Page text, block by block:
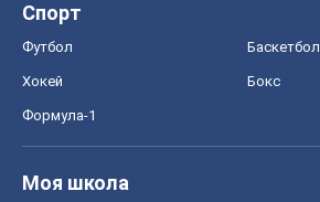
Спорт
Футбол Баскетбол
Хокей Бокс
Формула-1
Моя школа